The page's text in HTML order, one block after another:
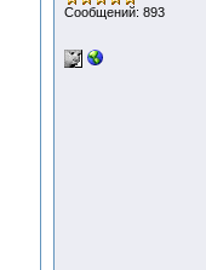
Сообщений: 893